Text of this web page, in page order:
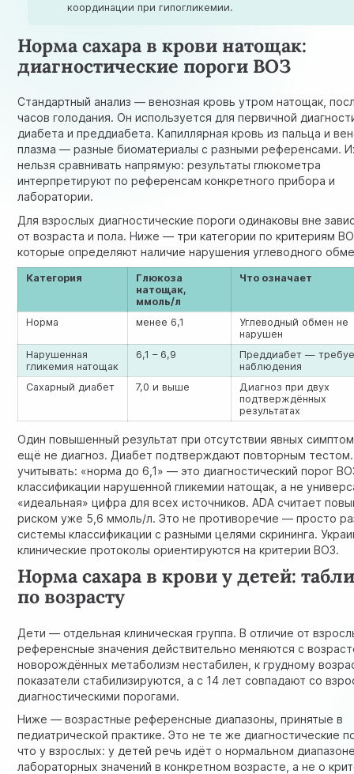
координации при гипогликемии.
Норма сахара в крови натощак:
диагностические пороги ВОЗ
Стандартный анализ — венозная кровь утром натощак,
часов голодания. Он используется для первичной
диабета и преддиабета. Капиллярная кровь из пальца и
плазма — разные биоматериалы с разными референсами.
нельзя сравнивать напрямую: результаты глюкометра
интерпретируют по референсам конкретного прибора и
лаборатории.
Для взрослых диагностические пороги одинаковы вне
от возраста и пола. Ниже — три категории по критериям
которые определяют наличие нарушения углеводного
Категория
Глюкоза
натощак,
ммоль/л
Что означает
Норма менее 6,1
Углеводный обмен не
нарушен
Нарушенная
гликемия натощак
6,1 – 6,9
Преддиабет —
наблюдения
Сахарный диабет
7,0 и выше
Диагноз при двух
подтверждённых
результатах
Один повышенный результат при отсутствии явных
ещё не диагноз. Диабет подтверждают повторным
учитывать: «норма до 6,1» — это диагностический порог
классификации нарушенной гликемии натощак, а не
«идеальная» цифра для всех источников. ADA считает
риском уже 5,6 ммоль/л. Это не противоречие — просто
системы классификации с разными целями скрининга.
клинические протоколы ориентируются на критерии ВОЗ.
Норма сахара в крови у детей:
по возрасту
Дети — отдельная клиническая группа. В отличие от
референсные значения действительно меняются с
новорождённых метаболизм нестабилен, к грудному
показатели стабилизируются, а с 14 лет совпадают со
диагностическими порогами.
Ниже — возрастные референсные диапазоны, принятые в
педиатрической практике. Это не те же диагностические
что у взрослых: у детей речь идёт о нормальном
лабораторных значений в конкретном возрасте, а не о